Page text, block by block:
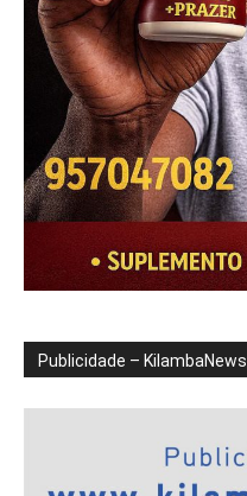
Publicidade – KilambaNews